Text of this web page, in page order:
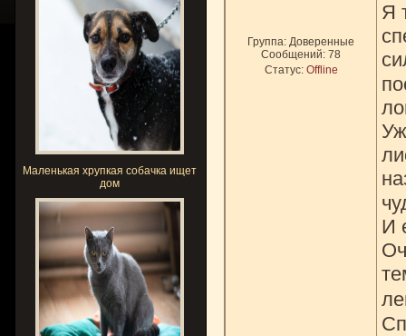
Маленькая хрупкая собачка ищет
дом
Группа: Доверенные
Сообщений: 78
Статус: Offline
Я
И